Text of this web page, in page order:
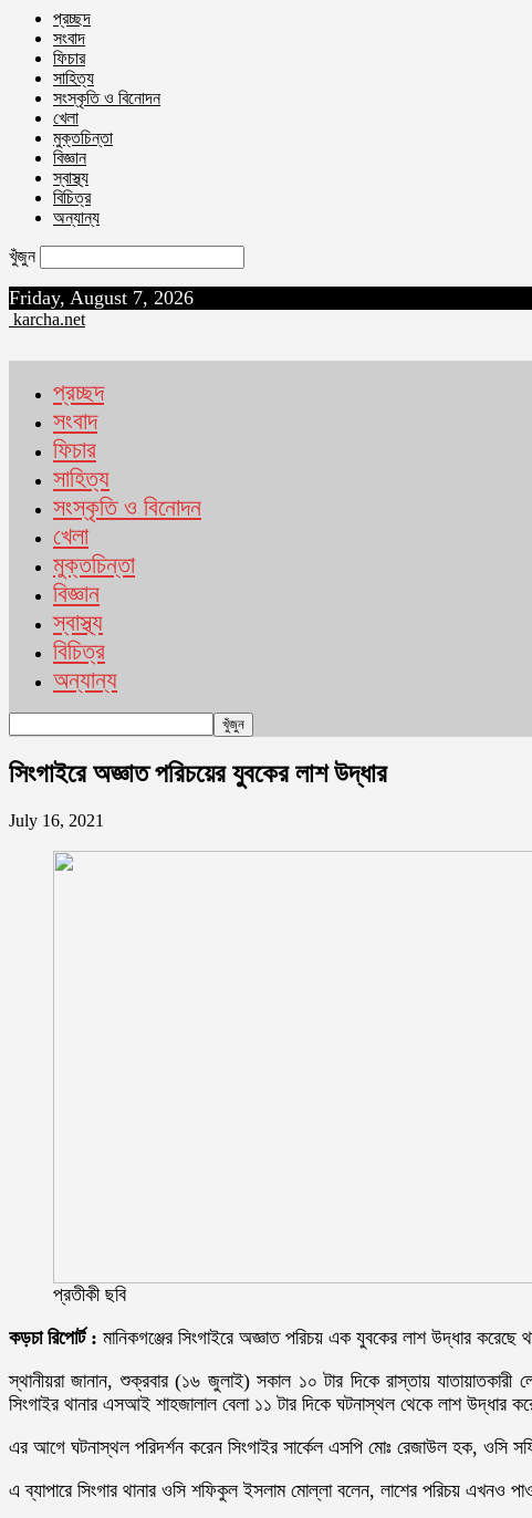
প্রচ্ছদ
সংবাদ
ফিচার
সাহিত্য
সংস্কৃতি ও বিনোদন
খেলা
মুক্তচিন্তা
বিজ্ঞান
স্বাস্থ্য
বিচিত্র
অন্যান্য
খুঁজুন
Friday, August 7, 2026
karcha.net
প্রচ্ছদ
সংবাদ
ফিচার
সাহিত্য
সংস্কৃতি ও বিনোদন
খেলা
মুক্তচিন্তা
বিজ্ঞান
স্বাস্থ্য
বিচিত্র
অন্যান্য
সিংগাইরে অজ্ঞাত পরিচয়ের যুবকের লাশ উদ্ধার
July 16, 2021
প্রতীকী ছবি
কড়চা রিপোর্ট : মানিকগঞ্জের সিংগাইরে অজ্ঞাত পরিচয় এক যুবকের লাশ উদ্ধার করেছে
স্থানীয়রা জানান, শুক্রবার (১৬ জুলাই) সকাল ১০ টার দিকে রাস্তায়
সিংগাইর থানার এসআই শাহজালাল বেলা ১১ টার দিকে ঘটনাস্থল থেকে লাশ উদ্ধার
এর আগে ঘটনাস্থল পরিদর্শন করেন সিংগাইর সার্কেল এসপি মোঃ রেজাউল হক,
এ ব্যাপারে সিংগার থানার ওসি শফিকুল ইসলাম মোল্লা বলেন, লাশের পরিচয় এখনও